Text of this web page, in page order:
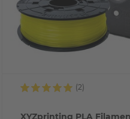
XYZprinting PLA Filament